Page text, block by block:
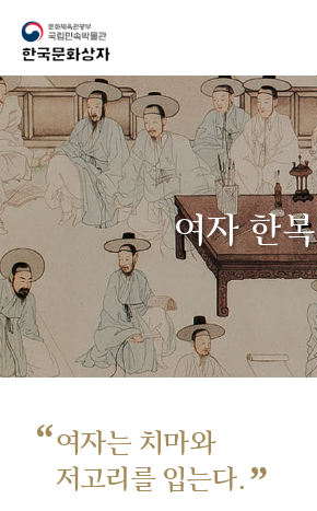
여자 한복
“여자는 치마와
저고리를 입는다. ”